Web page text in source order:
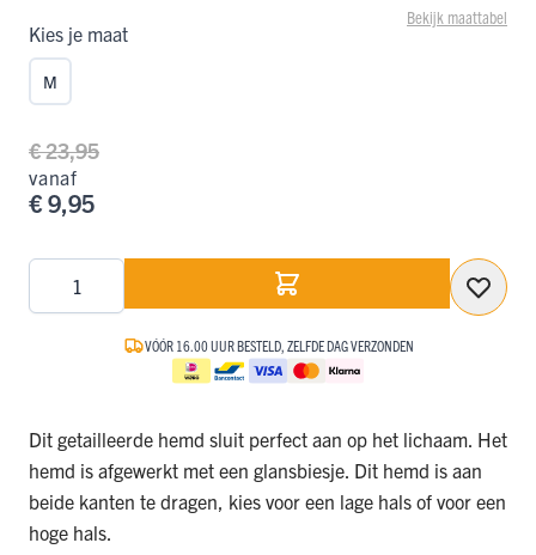
Bekijk maattabel
Kies je maat
M
€ 23,95
vanaf
€ 9,95
VÓÓR 16.00 UUR BESTELD, ZELFDE DAG VERZONDEN
Dit getailleerde hemd sluit perfect aan op het lichaam. Het
hemd is afgewerkt met een glansbiesje. Dit hemd is aan
beide kanten te dragen, kies voor een lage hals of voor een
hoge hals.